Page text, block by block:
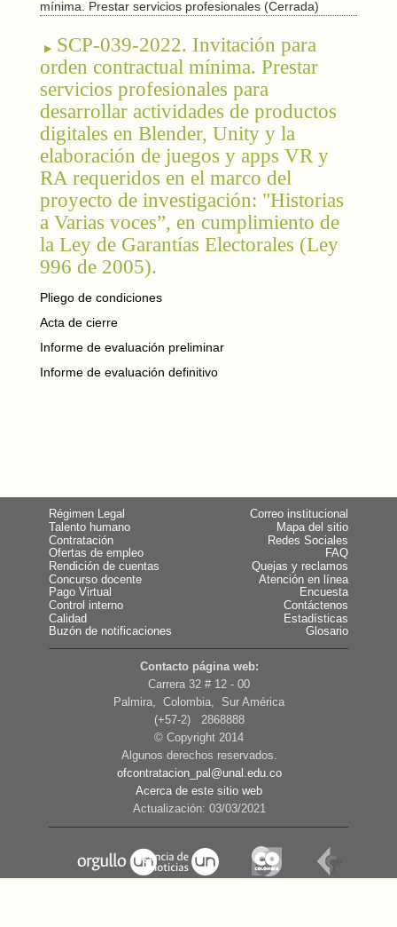
mínima. Prestar servicios profesionales (Cerrada)
SCP-039-2022. Invitación para
orden contractual mínima. Prestar
servicios profesionales para
desarrollar actividades de productos
digitales en Blender, Unity y la
elaboración de juegos y apps VR y
RA requeridos en el marco del
proyecto de investigación: "Historias
a Varias voces”, en cumplimiento de
la Ley de Garantías Electorales (Ley
996 de 2005).
Pliego de condiciones
Acta de cierre
Informe de evaluación preliminar
Informe de evaluación definitivo
Régimen Legal
Talento humano
Contratación
Ofertas de empleo
Rendición de cuentas
Concurso docente
Pago Virtual
Control interno
Calidad
Buzón de notificaciones
Correo institucional
Mapa del sitio
Redes Sociales
FAQ
Quejas y reclamos
Atención en línea
Encuesta
Contáctenos
Estadísticas
Glosario
Contacto página web:
Carrera 32 # 12 - 00
Palmira, Colombia, Sur América
(+57-2) 2868888
© Copyright 2014
Algunos derechos reservados.
ofcontratacion_pal@unal.edu.co
Acerca de este sitio web
Actualización: 03/03/2021